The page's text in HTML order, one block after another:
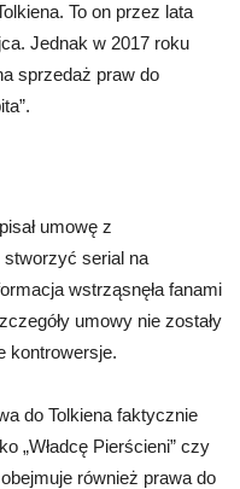
To on przez lata
Jednak w 2017 roku
sprzedaż praw do
umowę z
stworzyć serial na
wstrząsnęła fanami
umowy nie zostały
kontrowersje.
do Tolkiena faktycznie
„Władcę Pierścieni” czy
również prawa do